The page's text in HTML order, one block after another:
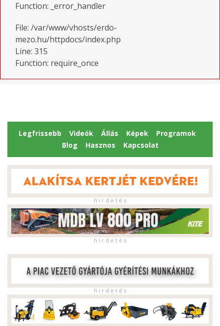
Function: _error_handler
File: /var/www/vhosts/erdo-
mezo.hu/httpdocs/index.php
Line: 315
Function: require_once
Legfrissebb Videók Állás Képek
Programok
Blog
Hasznos Kapcsolat
h i r d e t é s
h i r d e t é s
h i r d e t é s